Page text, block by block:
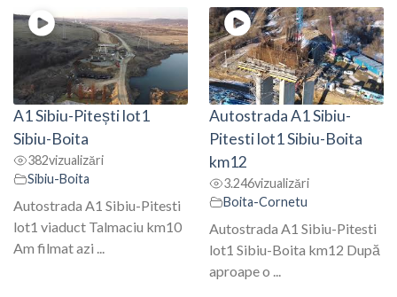
A1 Sibiu-Pitești lot1
Sibiu-Boita
382vizualizări
Sibiu-Boita
Autostrada A1 Sibiu-Pitesti
lot1 viaduct Talmaciu km10
Am filmat azi ...
Autostrada A1 Sibiu-
Pitesti lot1 Sibiu-Boita
km12
3.246vizualizări
Boita-Cornetu
Autostrada A1 Sibiu-Pitesti
lot1 Sibiu-Boita km12 După
aproape o ...